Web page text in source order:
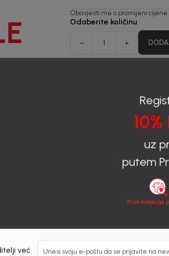
Obavjesti me o promijeni cijene
Odaberite količinu
Dostupnost u radnjama
Email
10%
uz
putem
već
Unesi svoju e-poštu da se prijavite na